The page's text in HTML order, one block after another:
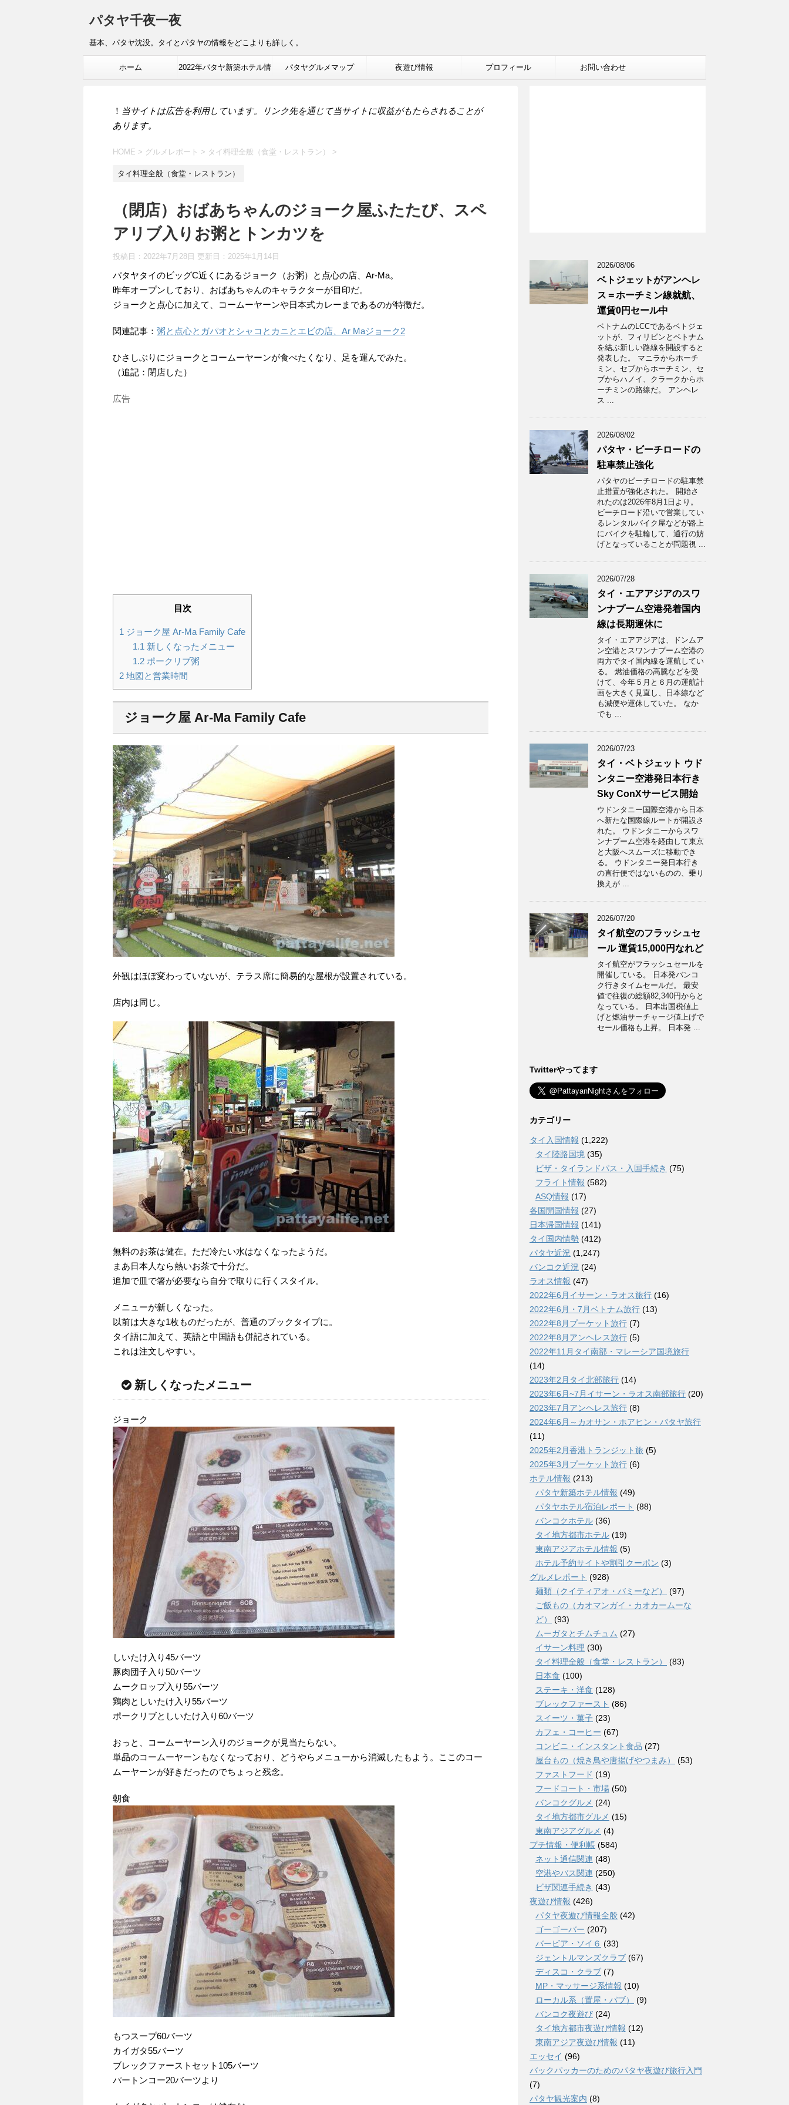
パタヤ千夜一夜
基本、パタヤ沈没。タイとパタヤの情報をどこよりも詳しく。
ホーム 2022年パタヤ新築ホテル情 パタヤグルメマップ 夜遊び情報 プロフィール お問い合わせ
！ 当サイトは広告を利用しています。リンク先を通じて当サイトに収益がもたらされることが
あります。
HOME > グルメレポート > タイ料理全般（食堂・レストラン） >
タイ料理全般（食堂・レストラン）
（閉店）おばあちゃんのジョーク屋ふたたび、スペ
アリブ入りお粥とトンカツを
投稿日：2022年7月28日 更新日： 2025年1月14日
パタヤタイのビッグC近くにあるジョーク（お粥）と点心の店、Ar-Ma。
昨年オープンしており、おばあちゃんのキャラクターが目印だ。
ジョークと点心に加えて、コームーヤーンや日本式カレーまであるのが特徴だ。
関連記事： 粥と点心とガパオとシャコとカニとエビの店、Ar Maジョーク2
ひさしぶりにジョークとコームーヤーンが食べたくなり、足を運んでみた。
（追記：閉店した）
広告
目次
1 ジョーク屋 Ar-Ma Family Cafe
1.1 新しくなったメニュー
1.2ポークリブ粥
2 地図と営業時間
ジョーク屋 Ar-Ma Family Cafe
外観はほぼ変わっていないが、テラス席に簡易的な屋根が設置されている。
店内は同じ。
無料のお茶は健在。ただ冷たい水はなくなったようだ。
まあ日本人なら熱いお茶で十分だ。
追加で皿で箸が必要なら自分で取りに行くスタイル。
メニューが新しくなった。
以前は大きな1枚ものだったが、普通のブックタイプに。
タイ語に加えて、英語と中国語も併記されている。
これは注文しやすい。
新しくなったメニュー
ジョーク
しいたけ入り45バーツ
豚肉団子入り50バーツ
ムークロップ入り55バーツ
鶏肉としいたけ入り55バーツ
ポークリブとしいたけ入り60バーツ
おっと、コームーヤーン入りのジョークが見当たらない。
単品のコームーヤーンもなくなっており、どうやらメニューから消滅したもよう。ここのコー
ムーヤーンが好きだったのでちょっと残念。
朝食
もつスープ60バーツ
カイガタ55バーツ
ブレックファーストセット105バーツ
パートンコー20バーツより
2026/08/06
ベトジェットがアンヘレ
ス＝ホーチミン線就航、
運賃0円セール中
ベトナムのLCCであるベトジェ
ットが、フィリピンとベトナム
を結ぶ新しい路線を開設すると
発表した。 マニラからホーチ
ミン、セブからホーチミン、セ
ブからハノイ、クラークからホ
ーチミンの路線だ。 アンヘレ
ス ...
2026/08/02
パタヤ・ビーチロードの
駐車禁止強化
パタヤのビーチロードの駐車禁
止措置が強化された。 開始さ
れたのは2026年8月1日より。
ビーチロード沿いで営業してい
るレンタルバイク屋などが路上
にバイクを駐輪して、通行の妨
げとなっていることが問題視 ...
2026/07/28
タイ・エアアジアのスワ
ンナプーム空港発着国内
線は長期運休に
タイ・エアアジアは、ドンムア
ン空港とスワンナプーム空港の
両方でタイ国内線を運航してい
る。 燃油価格の高騰などを受
けて、今年５月と６月の運航計
画を大きく見直し、日本線など
も減便や運休していた。 なか
でも ...
2026/07/23
タイ・ベトジェット ウド
ンタニー空港発日本行き
Sky ConXサービス開始
ウドンタニー国際空港から日本
へ新たな国際線ルートが開設さ
れた。 ウドンタニーからスワ
ンナプーム空港を経由して東京
と大阪へスムーズに移動でき
る。 ウドンタニー発日本行き
の直行便ではないものの、乗り
換えが ...
2026/07/20
タイ航空のフラッシュセ
ール 運賃15,000円なれど
タイ航空がフラッシュセールを
開催している。 日本発バンコ
ク行きタイムセールだ。 最安
値で往復の総額82,340円からと
なっている。 日本出国税値上
げと燃油サーチャージ値上げで
セール価格も上昇。 日本発 ...
Twitterやってます
カテゴリー
タイ入国情報 (1,222)
タイ陸路国境 (35)
ビザ・タイランドパス・入国手続き (75)
フライト情報 (582)
ASQ情報 (17)
各国開国情報 (27)
日本帰国情報 (141)
タイ国内情勢 (412)
パタヤ近況 (1,247)
バンコク近況 (24)
ラオス情報 (47)
2022年6月イサーン・ラオス旅行 (16)
2022年6月・7月ベトナム旅行 (13)
2022年8月プーケット旅行 (7)
2022年8月アンヘレス旅行 (5)
2022年11月タイ南部・マレーシア国境旅行
(14)
2023年2月タイ北部旅行 (14)
2023年6月~7月イサーン・ラオス南部旅行 (20)
2023年7月アンヘレス旅行 (8)
2024年6月～カオサン・ホアヒン・パタヤ旅行
(11)
2025年2月香港トランジット旅 (5)
2025年3月プーケット旅行 (6)
ホテル情報 (213)
パタヤ新築ホテル情報 (49)
パタヤホテル宿泊レポート (88)
バンコクホテル (36)
タイ地方都市ホテル (19)
東南アジアホテル情報 (5)
ホテル予約サイトや割引クーポン (3)
グルメレポート (928)
麺類（クイティアオ・バミーなど）
(97)
ご飯もの（カオマンガイ・カオカームーな
ど）
(93)
ムーガタとチムチュム (27)
イサーン料理 (30)
タイ料理全般（食堂・レストラン）
(83)
日本食 (100)
ステーキ・洋食 (128)
ブレックファースト (86)
スイーツ・菓子 (23)
カフェ・コーヒー (67)
コンビニ・インスタント食品 (27)
屋台もの（焼き鳥や唐揚げやつまみ）
(53)
ファストフード (19)
フードコート・市場 (50)
バンコクグルメ (24)
タイ地方都市グルメ (15)
東南アジアグルメ (4)
プチ情報・便利帳 (584)
ネット通信関連 (48)
空港やバス関連 (250)
ビザ関連手続き (43)
夜遊び情報 (426)
パタヤ夜遊び情報全般 (42)
ゴーゴーバー (207)
バービア・ソイ６ (33)
ジェントルマンズクラブ (67)
ディスコ・クラブ (7)
MP・マッサージ系情報 (10)
ローカル系（置屋・パブ）
(9)
バンコク夜遊び (24)
タイ地方都市夜遊び情報 (12)
東南アジア夜遊び情報 (11)
エッセイ (96)
バックパッカーのためのパタヤ夜遊び旅行入門
(7)
パタヤ観光案内 (8)